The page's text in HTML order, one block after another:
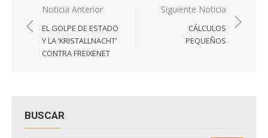
Navegación
de
entradas
Noticia Anterior
EL GOLPE DE ESTADO
Y LA ‘KRISTALLNACHT’
CONTRA FREIXENET
Siguiente Noticia
CÁLCULOS
PEQUEÑOS
BUSCAR